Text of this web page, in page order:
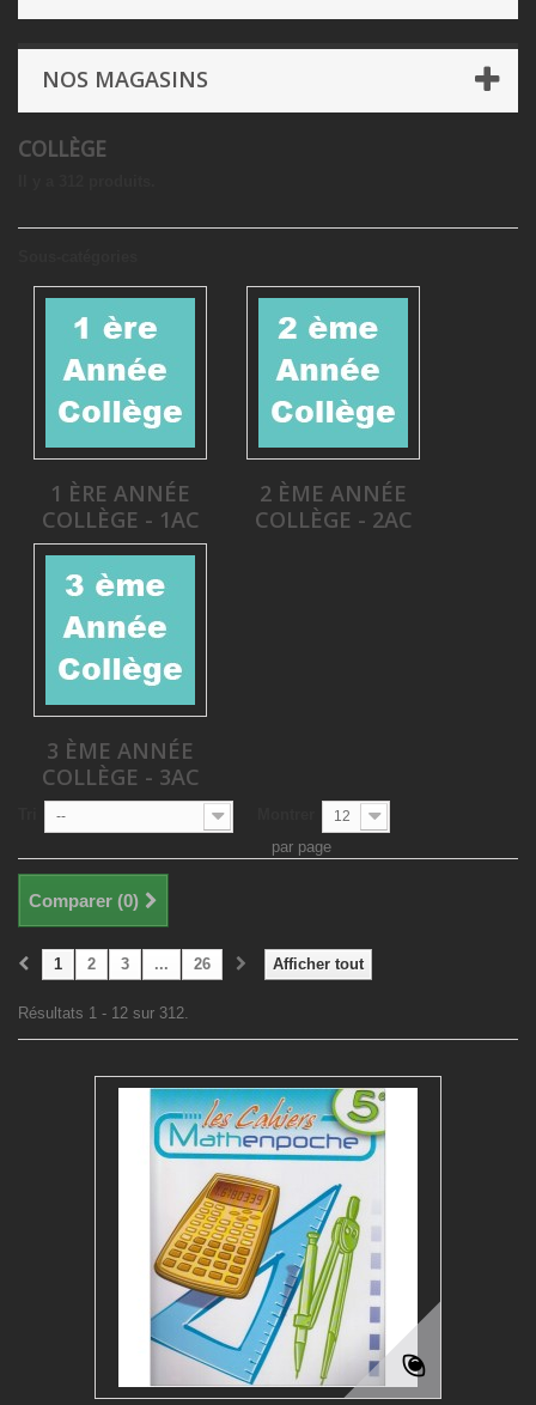
NOS MAGASINS
COLLÈGE
1 ÈRE ANNÉE
COLLÈGE - 1AC
2 ÈME ANNÉE
COLLÈGE - 2AC
3 ÈME ANNÉE
COLLÈGE - 3AC
-- 12
par page
Comparer (0)
Afficher tout
1 2 3 ... 26
Résultats 1 - 12 sur 312.